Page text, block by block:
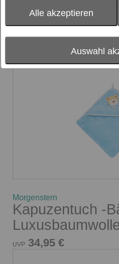
Alle akzeptieren
Auswahl
Morgenstern
Kapuzentuch -
UVP 34,95 €